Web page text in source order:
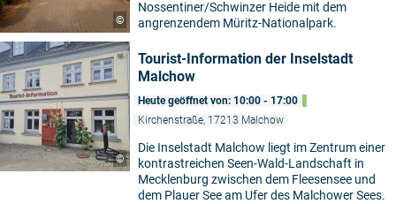
©
Nossentiner/Schwinzer Heide mit dem
angrenzendem Müritz-Nationalpark.
©
Tourist-Information der Inselstadt
Malchow
Heute geöffnet von: 10:00 - 17:00
Kirchenstraße, 17213 Malchow
Die Inselstadt Malchow liegt im Zentrum einer
kontrastreichen Seen-Wald-Landschaft in
Mecklenburg zwischen dem Fleesensee und
dem Plauer See am Ufer des Malchower Sees.